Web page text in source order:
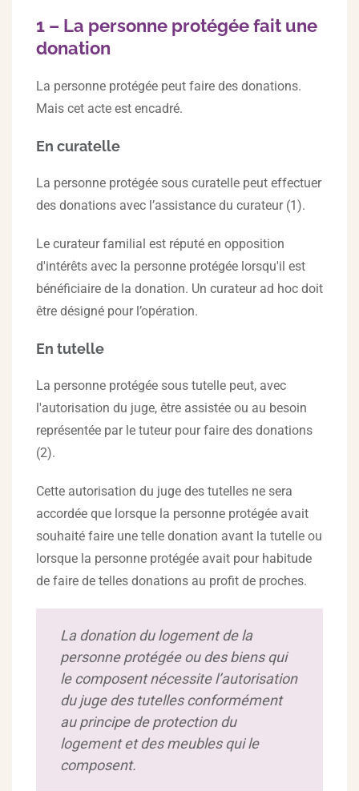
1 – La personne protégée fait une
donation
La personne protégée peut faire des donations.
Mais cet acte est encadré.
En curatelle
La personne protégée sous curatelle peut effectuer
des donations avec l’assistance du curateur (1).
Le curateur familial est réputé en opposition
d'intérêts avec la personne protégée lorsqu'il est
bénéficiaire de la donation. Un curateur ad hoc doit
être désigné pour l’opération.
En tutelle
La personne protégée sous tutelle peut, avec
l'autorisation du juge, être assistée ou au besoin
représentée par le tuteur pour faire des donations
(2).
Cette autorisation du juge des tutelles ne sera
accordée que lorsque la personne protégée avait
souhaité faire une telle donation avant la tutelle ou
lorsque la personne protégée avait pour habitude
de faire de telles donations au profit de proches.
La donation du logement de la
personne protégée ou des biens qui
le composent nécessite l’autorisation
du juge des tutelles conformément
au principe de protection du
logement et des meubles qui le
composent.